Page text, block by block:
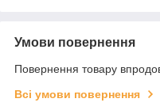
Умови повернення
Повернення товару
Всі умови повернення